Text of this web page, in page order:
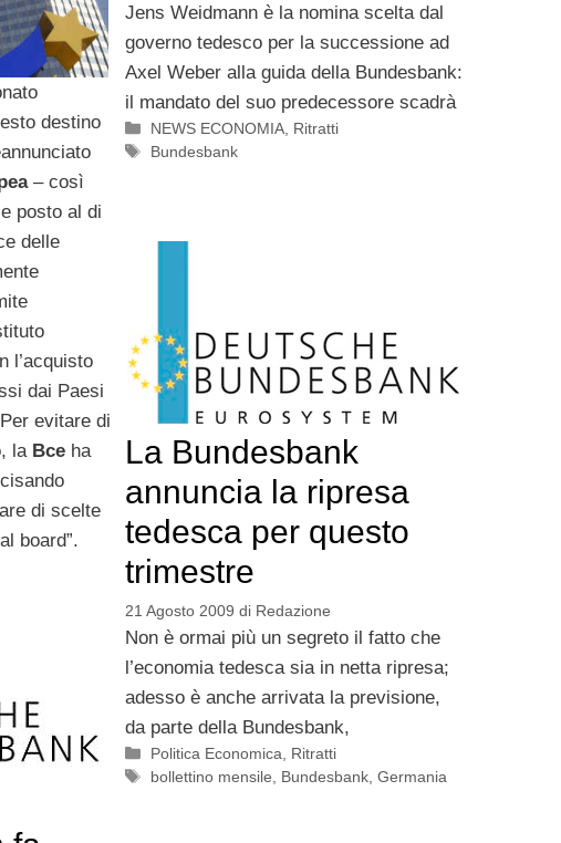
destino
– così
posto al di
delle
l’acquisto
dai Paesi
evitare di
la Bceha
di scelte
board”.
Jens Weidmann è la nomina scelta dal
governo tedesco per la successione ad
Axel Weber alla guida della Bundesbank:
il mandato del suo predecessore scadrà
Categorie
NEWS ECONOMIA Ritratti
Tag
Bundesbank
La Bundesbank
annuncia la ripresa
tedesca per questo
trimestre
21 Agosto 2009 di Redazione
Non è ormai più un segreto il fatto che
l’economia tedesca sia in netta ripresa;
adesso è anche arrivata la previsione,
da parte della Bundesbank,
Categorie
Politica Economica
Ritratti
Tag
bollettino mensile Bundesbank ,Germania